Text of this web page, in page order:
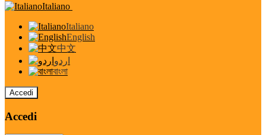
Italiano
Italiano
English
中文
اردو
বাংলা
Accedi
Accedi